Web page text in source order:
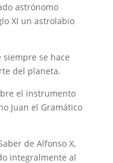
astrónomo
XI un astrolabio
siempre se hace
del planeta.
el instrumento
Juan el Gramático
de Alfonso X,
integralmente al